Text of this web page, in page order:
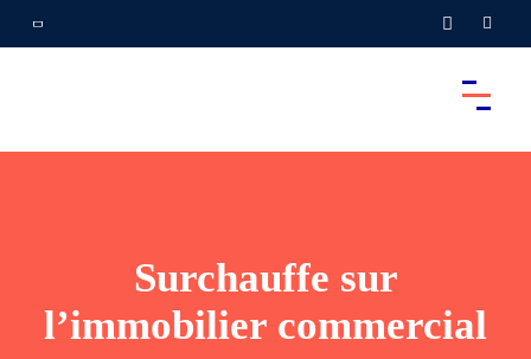
Surchauffe sur
l’immobilier commercial